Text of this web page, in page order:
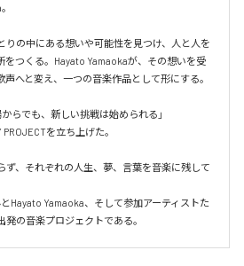
りの中にある想いや可能性を見つけ、人と人を
をつくる。Hayato Yamaokaが、その想いを受
へと変え、一つの音楽作品として形にする。
らでも、新しい挑戦は始められる」
を立ち上げた。
ず、それぞれの人生、夢、言葉を音楽に残して
Hayato Yamaoka、そして参加アーティストた
の音楽プロジェクトである。